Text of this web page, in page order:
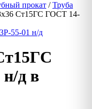
прокат /Труба
Ст15ГС ГОСТ 14-
д в